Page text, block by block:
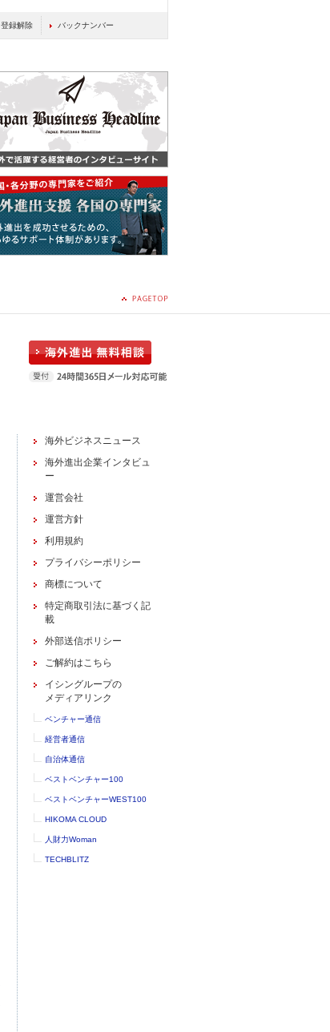
登録解除 バックナンバー
海外ビジネスニュース
海外進出企業インタビュ
ー
運営会社
運営方針
利用規約
プライバシーポリシー
商標について
特定商取引法に基づく記
載
外部送信ポリシー
ご解約はこちら
イシングループの
メディアリンク
ベンチャー通信
経営者通信
自治体通信
ベストベンチャー100
ベストベンチャーWEST100
HIKOMA CLOUD
人財力Woman
TECHBLITZ